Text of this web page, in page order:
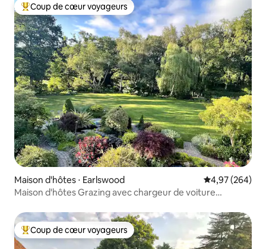
Coups de cœur voyageurs les plus appréciés
Coup de cœur voyageurs
Maison d'hôtes ⋅ Earlswood Évaluation
4,97 (264)
Maison d'hôtes Grazing avec chargeur de voiture
Coups de cœur voyageurs les plus appréciés
Coup de cœur voyageurs